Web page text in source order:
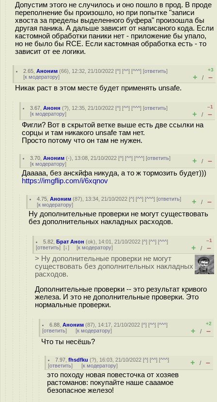
Допустим этого не случилось и оно пошло в прод. В проде
переполнение бы произошло, но при попытке "записи
хвоста за пределы выделенного буфера" произошла бы
другая паника. А дальше зависит от написаного кода. Если
кастомной обработки паники нет - приложение бы упало,
но не было бы RCE. Если кастомная обработка есть - то
зависит от ее логики.
2.65 ,Аноним (66), 12:32, 21/10/2022 [^] [^^] [^^^] [ответить]
[к модератору]
+3
+ / –
Никак раст в этом месте будет применять unsafe.
3.67 ,Анонн (?), 12:35, 21/10/2022 [^] [^^] [^^^] [ответить]
[к модератору]
–1
+ / –
Фигли? Вот в скрытой ветке выше есть две ссылки на
сорцы и там никакого unsafe там нет.
Просто потому что он там не нужен.
3.70 ,Аноним (-), 13:08, 21/10/2022 [^] [^^] [^^^] [ответить]
[к модератору] + / –
Дааааа, без анскйфа никуда, а то ж тормозить будет)))
https://imgflip.com/i/6xqnov
4.75 ,Аноним (87), 13:34, 21/10/2022 [^] [^^] [^^^] [ответить]
[к модератору] + / –
Ну дополнительные проверки не могут существовать
без дополнительных накладных расходов.
5.82 ,Брат Анон (ok), 14:01, 21/10/2022 [^] [^^] [^^^]
[ответить] [↓] [к модератору]
–1
+ / –
> Ну дополнительные проверки не могут
существовать без дополнительных накладных
расходов.
Дополнительные проверки -- это результат кривого
железа. И это не дополнительные проверки. Это
нормальные проверки.
6.88 ,Аноним (87), 14:17, 21/10/2022 [^] [^^] [^^^]
[ответить] [к модератору]
+2
+ / –
Что ты несёшь?
7.97 ,fhsdfku (?), 16:03, 21/10/2022 [^] [^^] [^^^]
[ответить] [к модератору] + / –
это походу новая повесточка от хозяев
растоманов: покупайте наше сааамое
безопасное железо!